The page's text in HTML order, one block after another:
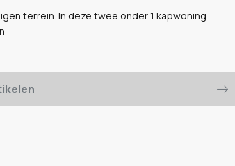
terrein. In deze twee onder 1 kapwoning